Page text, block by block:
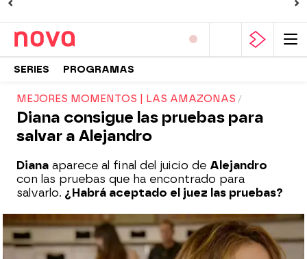
SERIES PROGRAMAS
MEJORES MOMENTOS | LAS AMAZONAS
Diana consigue las pruebas para
salvar a Alejandro
Diana aparece al final del juicio de Alejandro
con las pruebas que ha encontrado para
salvarlo. ¿Habrá aceptado el juez las pruebas?